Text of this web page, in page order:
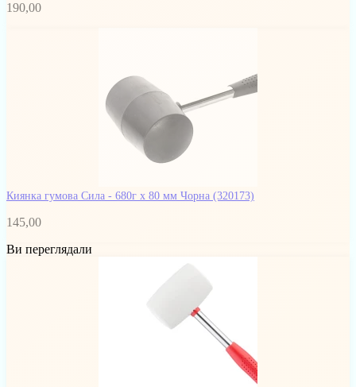
190,00
Киянка гумова Сила - 680г x 80 мм Чорна (320173)
145,00
Ви переглядали